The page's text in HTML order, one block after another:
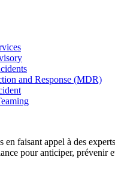
and Response (MDR)
en faisant appel à des
pour anticiper, prévenir